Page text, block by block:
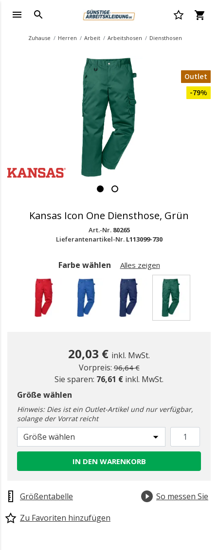
Zuhause Herren Arbeit Arbeitshosen Diensthosen
Outlet
-79%
Kansas Icon One Diensthose, Grün
Art.-Nr. 80265
Lieferantenartikel-Nr. L113099-730
Farbe wählen Alles zeigen
20,03 € inkl. MwSt.
Vorpreis: Preis reduziert ab
96,64 €zu
Sie sparen: 76,61 € inkl. MwSt.
Größe wählen
Hinweis: Dies ist ein Outlet-Artikel und nur verfügbar,
solange der Vorrat reicht
Größe wählen
IN DEN WARENKORB
Größentabelle
So messen Sie
Zu Favoriten hinzufügen